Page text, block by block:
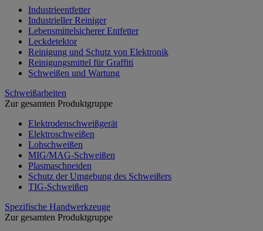
Industrieentfetter
Industrieller Reiniger
Lebensmittelsicherer Entfetter
Leckdetektor
Reinigung und Schutz von Elektronik
Reinigungsmittel für Graffiti
Schweißen und Wartung
Schweißarbeiten
Zur gesamten Produktgruppe
Elektrodenschweißgerät
Elektroschweißen
Lohschweißen
MIG/MAG-Schweißen
Plasmaschneiden
Schutz der Umgebung des Schweißers
TIG-Schweißen
Spezifische Handwerkzeuge
Zur gesamten Produktgruppe